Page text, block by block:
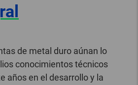
de metal duro aúnan lo
conocimientos técnicos
años en el desarrollo y la